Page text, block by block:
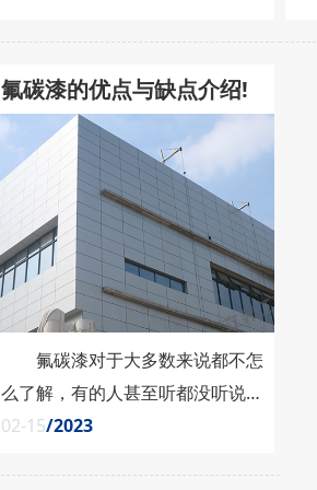
么，氟碳树脂到底是什么材料
呢? 首先，我们需要了解氟碳
树脂的基本特性。氟碳树脂是一类
以氟碳为主要元素的高分子化合
物，通常是由氟化乙烯等单体聚合
而成。这使得氟碳树脂具有卓......
氟碳漆的优点与缺点介绍!
氟碳漆对于大多数来说都不怎
么了解，有的人甚至听都没听说
过。氟碳漆实际上是一种高性能涂
02-15/2023